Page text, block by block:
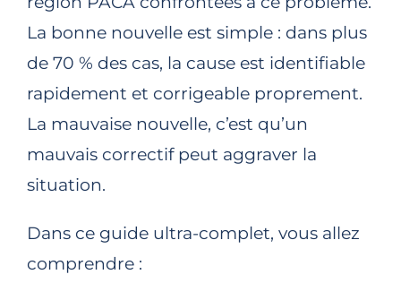
La bonne nouvelle est simple : dans plus
de 70 % des cas, la cause est identifiable
rapidement et corrigeable proprement.
La mauvaise nouvelle, c’est qu’un
mauvais correctif peut aggraver la
situation.
Dans ce guide ultra-complet, vous allez
comprendre :